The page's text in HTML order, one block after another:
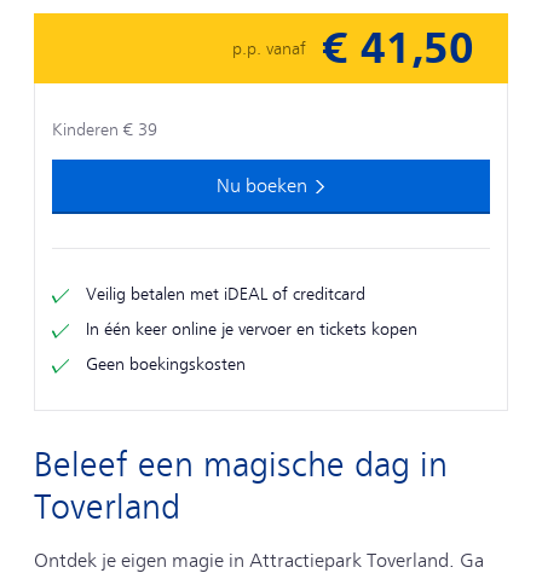
Beleef een magische dag in
Toverland
Ontdek je eigen magie in Attractiepark Toverland. Ga
p.p. vanaf € 41,50
Kinderen € 39
Nu boeken
Veilig betalen met iDEAL of creditcard
In één keer online je vervoer en tickets kopen
Geen boekingskosten